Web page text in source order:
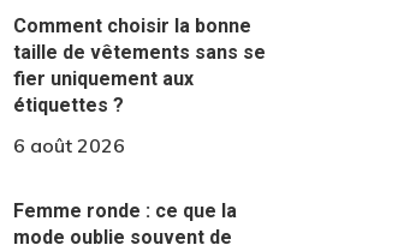
Comment choisir la bonne
taille de vêtements sans se
fier uniquement aux
étiquettes ?
6 août 2026
Femme ronde : ce que la
mode oublie souvent de